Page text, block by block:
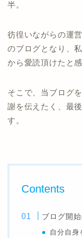
半。
彷徨いながらの運
のブログとなり、
から愛読頂けたと
そこで、当ブログ
謝を伝えたく、最
す。
Contents
ブログ開
自分自身